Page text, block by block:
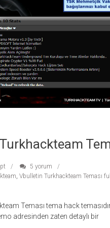
5 yorum
, Vbulletin Turkhackteam Teması full
Teması tema hack
adresinden zaten detaylı bir